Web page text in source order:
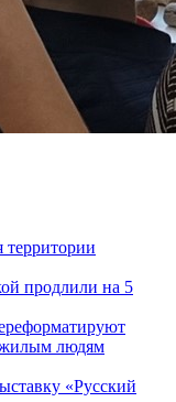
территории
продлили на 5
людям
«Русский